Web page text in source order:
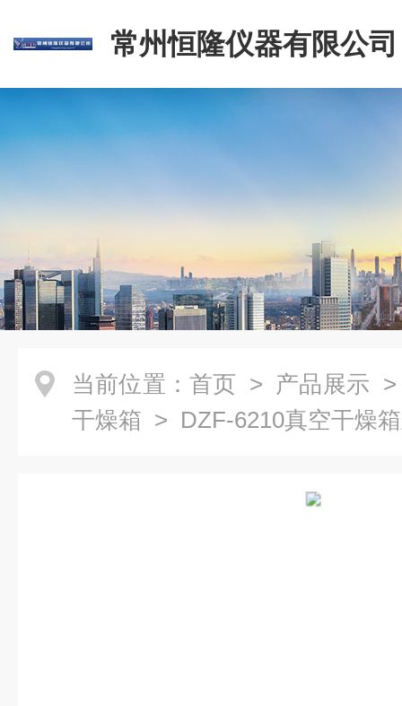
常州恒隆仪器有限公司
当前位置： 首页 > 产品展示
干燥箱 > DZF-6210真空干燥